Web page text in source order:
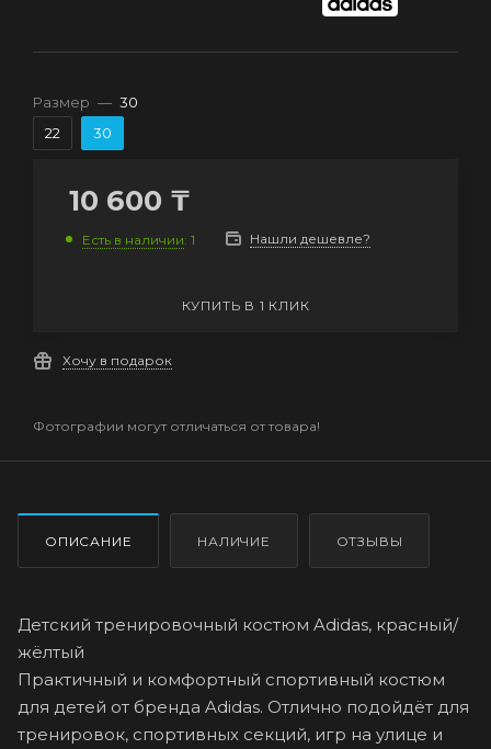
Размер — 30
22
30
10 600 ₸
Есть в наличии: 1 Нашли дешевле?
КУПИТЬ В 1 КЛИК
Хочу в подарок
Фотографии могут отличаться от товара!
ОПИСАНИЕ НАЛИЧИЕ ОТЗЫВЫ
Детский тренировочный костюм Adidas, красный/
жёлтый
Практичный и комфортный спортивный костюм
для детей от бренда Adidas. Отлично подойдёт для
тренировок, спортивных секций, игр на улице и